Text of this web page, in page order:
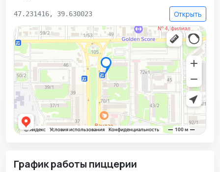
47.231416, 39.630023 Открыть
График работы пиццерии